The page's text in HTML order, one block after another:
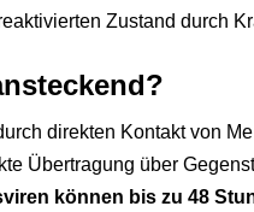
Zustand durch
direkten Kontakt von
Übertragung über
können bis zu 48